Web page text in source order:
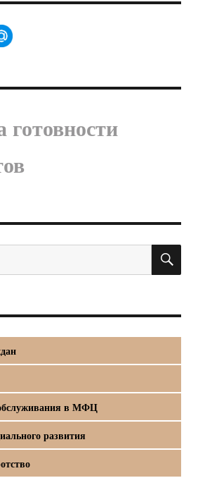
готовности
в МФЦ
развития